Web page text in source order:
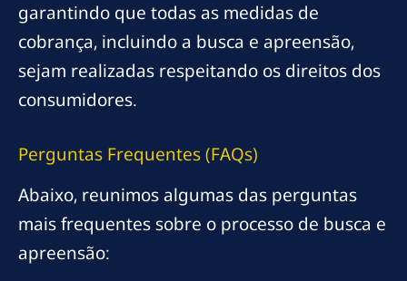
garantindo que todas as medidas de
cobrança, incluindo a busca e apreensão,
sejam realizadas respeitando os direitos dos
consumidores.
Perguntas Frequentes (FAQs)
Abaixo, reunimos algumas das perguntas
mais frequentes sobre o processo de busca e
apreensão: